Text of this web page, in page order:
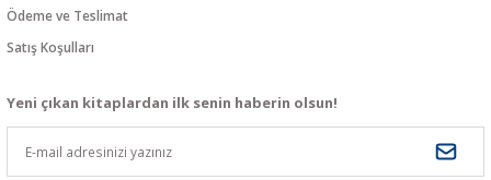
Ödeme ve Teslimat
Satış Koşulları
Yeni çıkan kitaplardan ilk senin haberin olsun!